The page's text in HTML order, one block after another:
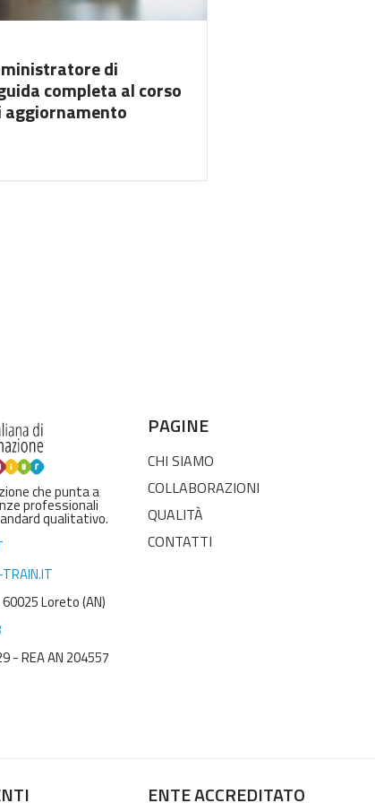
di
completa al corso
che punta a
professionali
qualitativo.
Loreto (AN)
- REA AN 204557
PAGINE
CHI SIAMO
COLLABORAZIONI
QUALITÀ
CONTATTI
ENTE ACCREDITATO